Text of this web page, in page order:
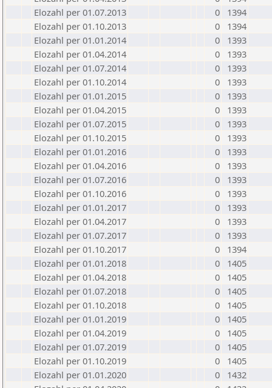
Elozahl per 01.07.2013
0
1394
Elozahl per 01.10.2013
0
1394
Elozahl per 01.01.2014
0
1393
Elozahl per 01.04.2014
0
1393
Elozahl per 01.07.2014
0
1393
Elozahl per 01.10.2014
0
1393
Elozahl per 01.01.2015
0
1393
Elozahl per 01.04.2015
0
1393
Elozahl per 01.07.2015
0
1393
Elozahl per 01.10.2015
0
1393
Elozahl per 01.01.2016
0
1393
Elozahl per 01.04.2016
0
1393
Elozahl per 01.07.2016
0
1393
Elozahl per 01.10.2016
0
1393
Elozahl per 01.01.2017
0
1393
Elozahl per 01.04.2017
0
1393
Elozahl per 01.07.2017
0
1393
Elozahl per 01.10.2017
0
1394
Elozahl per 01.01.2018
0
1405
Elozahl per 01.04.2018
0
1405
Elozahl per 01.07.2018
0
1405
Elozahl per 01.10.2018
0
1405
Elozahl per 01.01.2019
0
1405
Elozahl per 01.04.2019
0
1405
Elozahl per 01.07.2019
0
1405
Elozahl per 01.10.2019
0
1405
Elozahl per 01.01.2020
0
1432